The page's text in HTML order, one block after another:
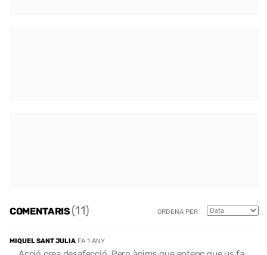
COMENTARIS(11) ORDENA PER
MIQUEL SANT JULIA FA 1 ANY